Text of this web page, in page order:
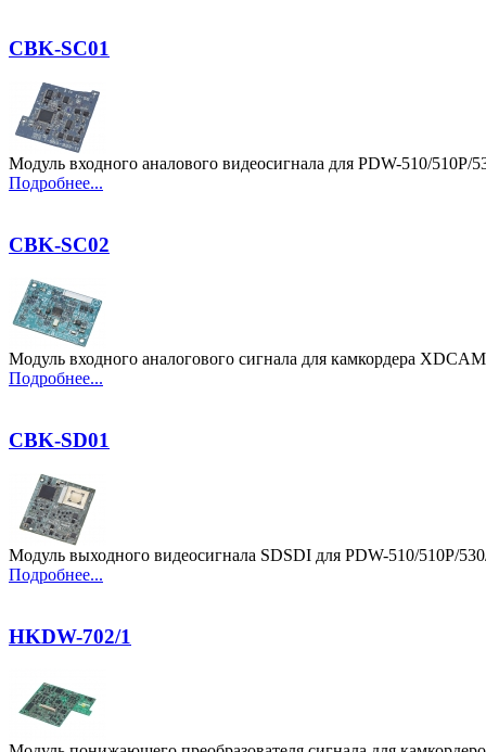
CBK-SC01
Модуль входного аналового видеосигнала для PDW-510/510P/
Подробнее...
CBK-SC02
Модуль входного аналогового сигнала для камкордера
Подробнее...
CBK-SD01
Модуль выходного видеосигнала SDSDI для PDW-510/510P/
Подробнее...
HKDW-702/1